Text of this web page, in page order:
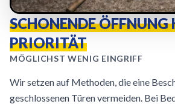
SCHONENDE ÖFFNUNG
PRIORITÄT
MÖGLICHST WENIG EINGRIFF
Wir setzen auf Methoden, die eine
geschlossenen Türen vermeiden. Bei